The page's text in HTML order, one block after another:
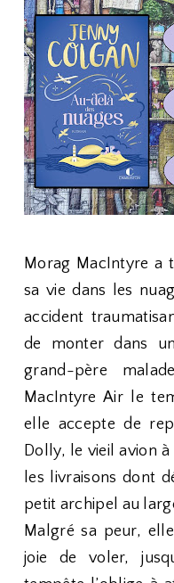
Morag MacIntyre a
sa vie dans les
accident
de monter dans
grand-père
MacIntyre Air le
elle accepte de
Dolly, le vieil avion
les livraisons dont
petit archipel au
Malgré sa peur,
joie de voler,